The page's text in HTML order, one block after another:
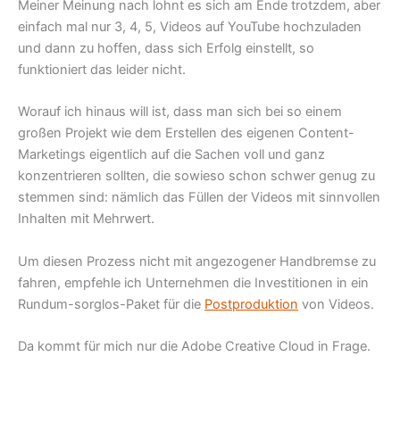
Meiner Meinung nach lohnt es sich am Ende trotzdem, aber
einfach mal nur 3, 4, 5, Videos auf YouTube hochzuladen
und dann zu hoffen, dass sich Erfolg einstellt, so
funktioniert das leider nicht.
Worauf ich hinaus will ist, dass man sich bei so einem
großen Projekt wie dem Erstellen des eigenen Content-
Marketings eigentlich auf die Sachen voll und ganz
konzentrieren sollten, die sowieso schon schwer genug zu
stemmen sind: nämlich das Füllen der Videos mit sinnvollen
Inhalten mit Mehrwert.
Um diesen Prozess nicht mit angezogener Handbremse zu
fahren, empfehle ich Unternehmen die Investitionen in ein
Rundum-sorglos-Paket für die Postproduktion von Videos.
Da kommt für mich nur die Adobe Creative Cloud in Frage.